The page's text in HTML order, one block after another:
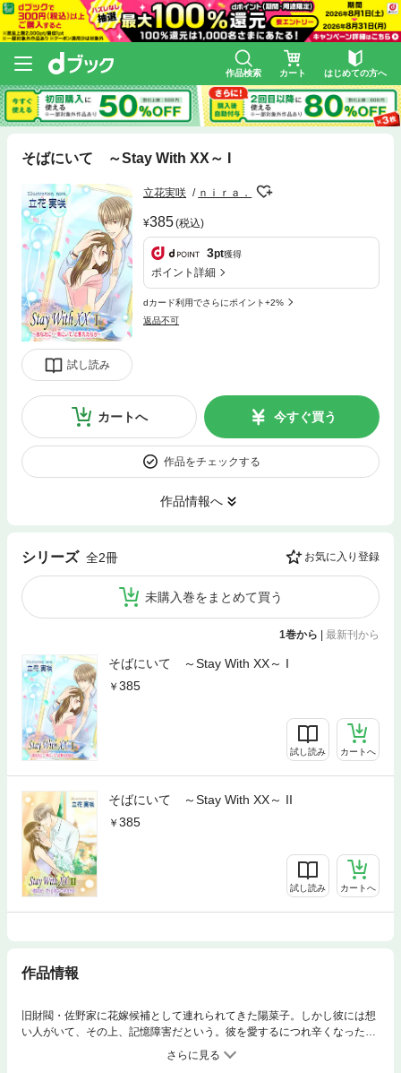
作品検索 カート はじめての方へ
そばにいて ～Stay With XX～ I
試し読み
立花実咲 ｎｉｒａ．
385(税込)
3pt獲得
ポイント詳細
dカード利用でさらにポイント+2%
返品不可
カートへ 今すぐ買う
作品をチェックする
作品情報へ
シリーズ 全2冊 お気に入り登録
未購入巻をまとめて買う
1巻から | 最新刊から
そばにいて ～Stay With XX～ I
385
試し読み カートへ
そばにいて ～Stay With XX～ II
385
試し読み カートへ
作品情報
旧財閥・佐野家に花嫁候補として連れられてきた陽菜子。しかし彼には想
い人がいて、その上、記憶障害だという。彼を愛するにつれ辛くなった陽
菜子は、離れた土地で保育士として働きはじめるのだが、そこに彼の親友
ともいえる玲が、小さな子を連れて現れて。 「俺と、結婚してほしい」そ